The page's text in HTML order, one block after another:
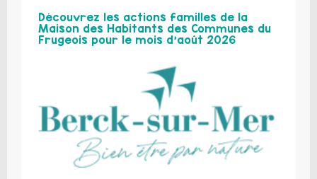
Découvrez les actions familles de la
Maison des Habitants des Communes du
Frugeois pour le mois d’août 2026